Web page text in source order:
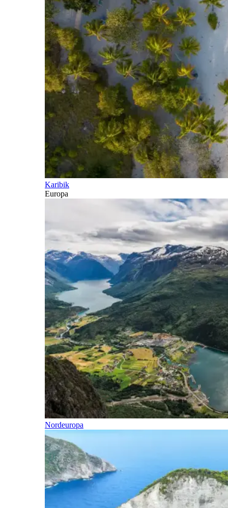
Karibik
Europa
Nordeuropa